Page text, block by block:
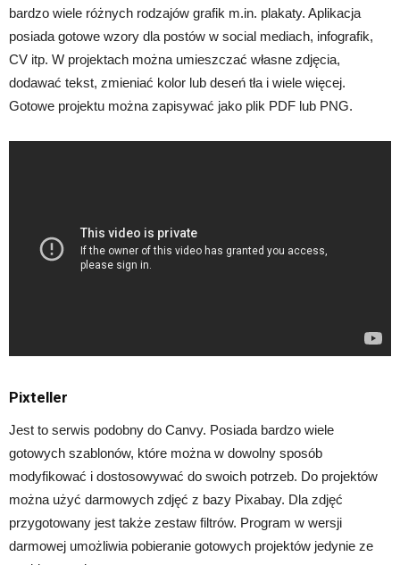
bardzo wiele różnych rodzajów grafik m.in. plakaty. Aplikacja
posiada gotowe wzory dla postów w social mediach, infografik,
CV itp. W projektach można umieszczać własne zdjęcia,
dodawać tekst, zmieniać kolor lub deseń tła i wiele więcej.
Gotowe projektu można zapisywać jako plik PDF lub PNG.
Pixteller
Jest to serwis podobny do Canvy. Posiada bardzo wiele
gotowych szablonów, które można w dowolny sposób
modyfikować i dostosowywać do swoich potrzeb. Do projektów
można użyć darmowych zdjęć z bazy Pixabay. Dla zdjęć
przygotowany jest także zestaw filtrów. Program w wersji
darmowej umożliwia pobieranie gotowych projektów jedynie ze